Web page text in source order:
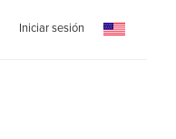
Iniciar sesión